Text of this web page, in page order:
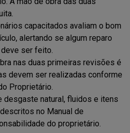
capacitados avaliam o bom
alertando se algum reparo
ser feito.
nas duas primeiras revisões é
devem ser realizadas conforme
Proprietário.
desgaste natural, fluidos e itens
no Manual de
do proprietário.